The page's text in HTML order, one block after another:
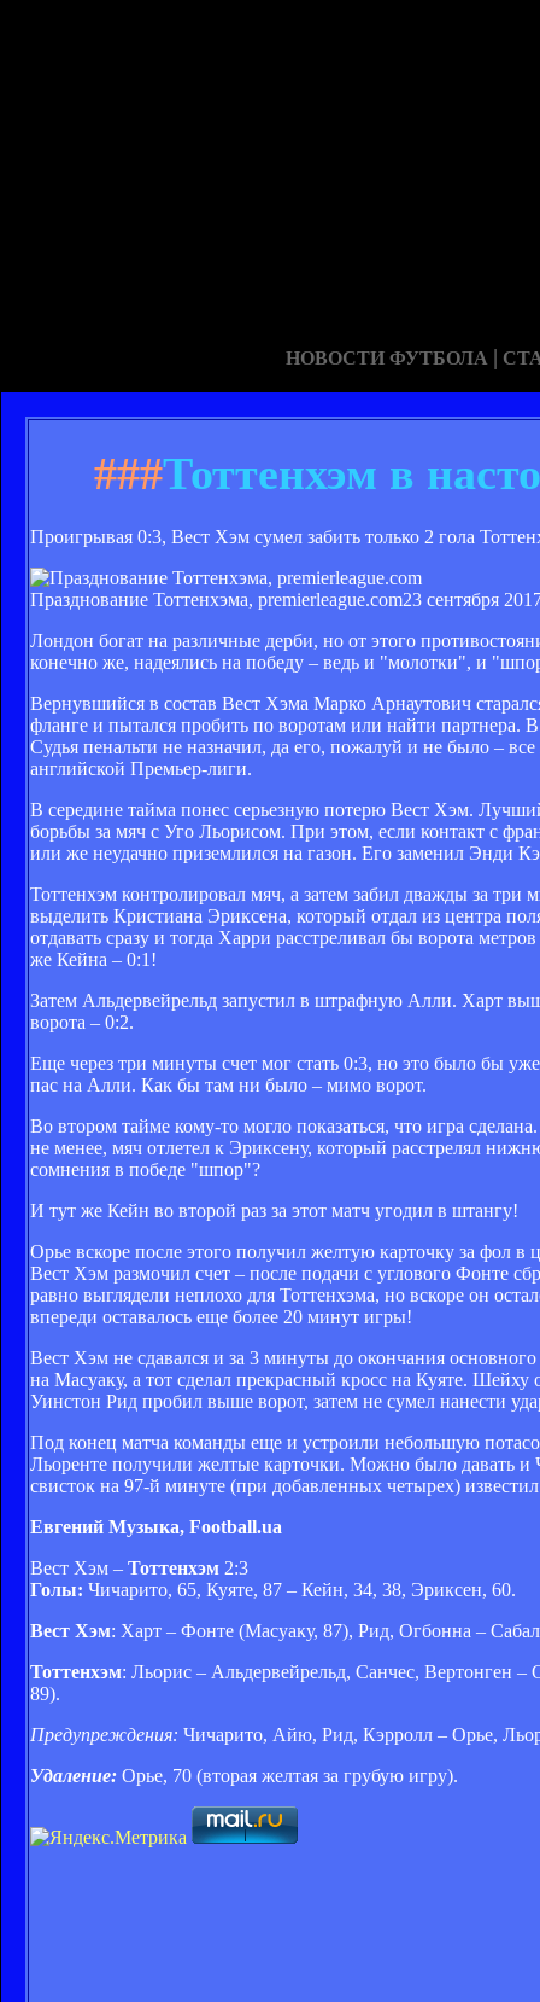
НОВОСТИ ФУТБОЛА |
###Тоттенхэм в
Проигрывая 0:3, Вест Хэм сумел забить только 2 гола
Празднование Тоттенхэма, premierleague.com23 сентября
Лондон богат на различные дерби, но от этого
конечно же, надеялись на победу – ведь и "молотки", и
Вернувшийся в состав Вест Хэма Марко Арнаутович
фланге и пытался пробить по воротам или найти
Судья пенальти не назначил, да его, пожалуй и не было –
английской Премьер-лиги.
В середине тайма понес серьезную потерю Вест Хэм.
борьбы за мяч с Уго Льорисом. При этом, если контакт с
или же неудачно приземлился на газон. Его заменил Энди
Тоттенхэм контролировал мяч, а затем забил дважды за
выделить Кристиана Эриксена, который отдал из центра
отдавать сразу и тогда Харри расстреливал бы ворота
же Кейна – 0:1!
Затем Альдервейрельд запустил в штрафную Алли. Харт
ворота – 0:2.
Еще через три минуты счет мог стать 0:3, но это было бы
пас на Алли. Как бы там ни было – мимо ворот.
Во втором тайме кому-то могло показаться, что игра
не менее, мяч отлетел к Эриксену, который расстрелял
сомнения в победе "шпор"?
И тут же Кейн во второй раз за этот матч угодил в штангу!
Орье вскоре после этого получил желтую карточку за фол
Вест Хэм размочил счет – после подачи с углового Фонте
равно выглядели неплохо для Тоттенхэма, но вскоре он
впереди оставалось еще более 20 минут игры!
Вест Хэм не сдавался и за 3 минуты до окончания
на Масуаку, а тот сделал прекрасный кросс на Куяте.
Уинстон Рид пробил выше ворот, затем не сумел нанести
Под конец матча команды еще и устроили небольшую
Льоренте получили желтые карточки. Можно было давать
свисток на 97-й минуте (при добавленных четырех)
Евгений Музыка, Football.ua
Вест Хэм – Тоттенхэм 2:3
Голы: Чичарито, 65, Куяте, 87 – Кейн, 34, 38, Эриксен, 60.
Вест Хэм: Харт – Фонте (Масуаку, 87), Рид, Огбонна –
Тоттенхэм: Льорис – Альдервейрельд, Санчес, Вертонген
89).
Предупреждения: Чичарито, Айю, Рид, Кэрролл – Орье,
Удаление: Орье, 70 (вторая желтая за грубую игру).